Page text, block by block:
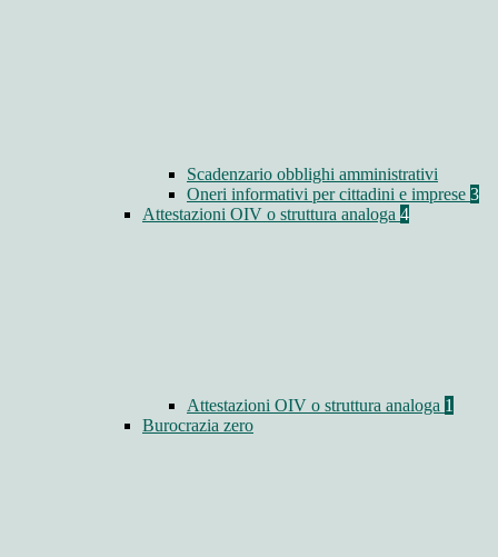
Scadenzario obblighi amministrativi
Oneri informativi per cittadini e imprese 3
Attestazioni OIV o struttura analoga 4
Attestazioni OIV o struttura analoga 1
Burocrazia zero